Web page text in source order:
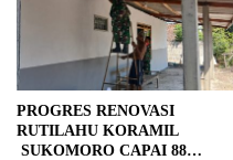
PROGRES RENOVASI
RUTILAHU KORAMIL
SUKOMORO CAPAI 88